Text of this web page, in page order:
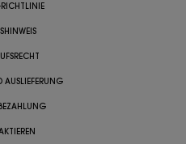
AUSLIEFERUNG